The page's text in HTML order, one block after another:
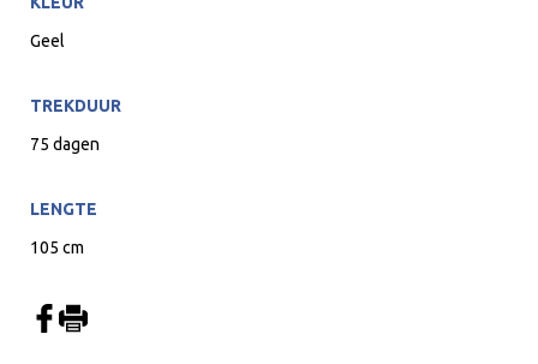
Geel
TREKDUUR
75 dagen
LENGTE
105 cm